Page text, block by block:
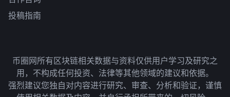
投稿指南
币圈网所有区块链相关数据与资料仅供用户学习及研究之
用，不构成任何投资、法律等其他领域的建议和依据。
强烈建议您独自对内容进行研究、审查、分析和验证，谨慎